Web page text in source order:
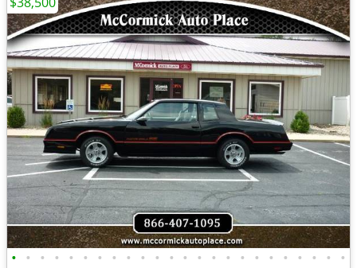
• • • • • • • • • • • • • • • • • • • • • • • •